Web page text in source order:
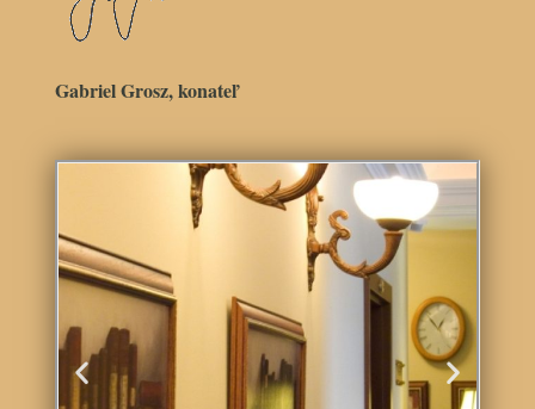
Gabriel Grosz, konateľ